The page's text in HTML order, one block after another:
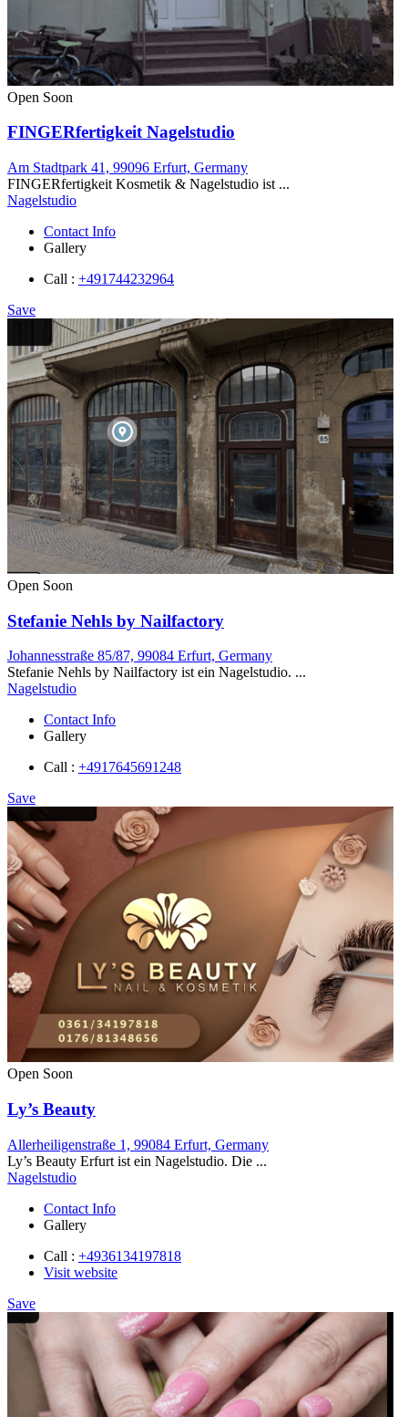
Open Soon
FINGERfertigkeit Nagelstudio
Am Stadtpark 41, 99096 Erfurt, Germany
FINGERfertigkeit Kosmetik & Nagelstudio ist ...
Nagelstudio
Contact Info
Gallery
Call : +491744232964
Save
Open Soon
Stefanie Nehls by Nailfactory
Johannesstraße 85/87, 99084 Erfurt, Germany
Stefanie Nehls by Nailfactory ist ein Nagelstudio. ...
Nagelstudio
Contact Info
Gallery
Call : +4917645691248
Save
Open Soon
Ly’s Beauty
Allerheiligenstraße 1, 99084 Erfurt, Germany
Ly’s Beauty Erfurt ist ein Nagelstudio. Die ...
Nagelstudio
Contact Info
Gallery
Call : +4936134197818
Visit website
Save